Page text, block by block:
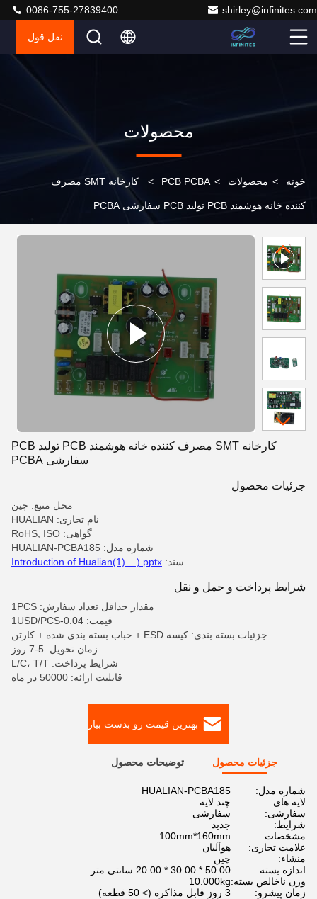
shirley@infinites.com
0086-755-27839400
نقل قول
محصولات
خونه > محصولات >
PCB PCBA
> کارخانه SMT مصرف
کننده خانه هوشمند PCB تولید PCB سفارشی PCBA
کارخانه SMT مصرف کننده خانه هوشمند PCB تولید PCB
سفارشی PCBA
جزئیات محصول
محل منبع: چین
نام تجاری: HUALIAN
گواهی: RoHS, ISO
شماره مدل: HUALIAN-PCBA185
سند: Introduction of Hualian(1)....).pptx
شرایط پرداخت و حمل و نقل
مقدار حداقل تعداد سفارش: 1PCS
قیمت: 0.04-1USD/PCS
جزئیات بسته بندی: کیسه ESD + حباب بسته بندی شده + کارتن
زمان تحویل: 5-7 روز
شرایط پرداخت: L/C، T/T
قابلیت ارائه: 50000 در ماه
بهترین قیمت رو بدست بیار
جزئیات محصول توضیحات محصول
شماره مدل:
HUALIAN-PCBA185
لایه های:
چند لایه
سفارشی:
سفارشی
شرایط:
جدید
مشخصات:
100mm*160mm
علامت تجاری:
هوآلیان
منشاء:
چین
اندازه بسته:
50.00 * 30.00 * 20.00 سانتی متر
وزن ناخالص بسته:10.000kg
زمان پیشرو:
3 روز قابل مذاکره (> 50 قطعه)